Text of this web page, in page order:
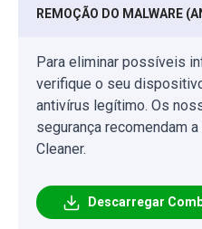
REMOÇÃO DO MALWARE
Para eliminar possíveis
verifique o seu
antivírus legítimo. Os
segurança recomendam
Cleaner.
Descarregar